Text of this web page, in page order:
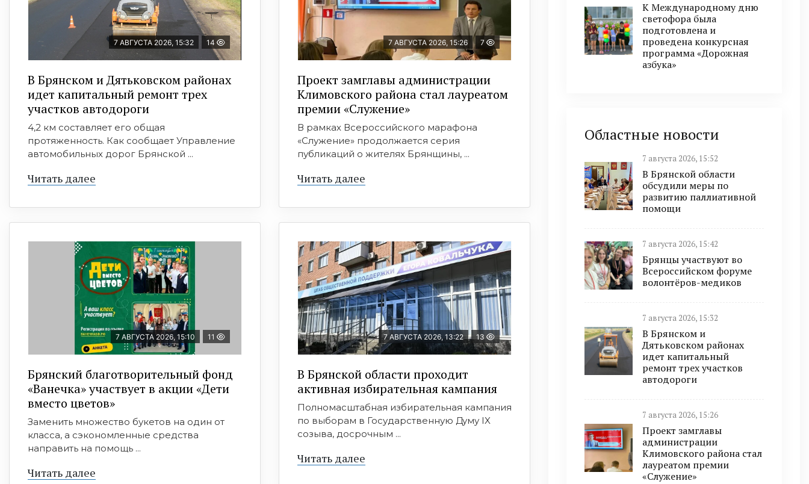
7 АВГУСТА 2026, 15:32 14
В Брянском и Дятьковском районах
идет капитальный ремонт трех
участков автодороги
4,2 км составляет его общая
протяженность. Как сообщает Управление
автомобильных дорог Брянской ...
Читать далее
7 АВГУСТА 2026, 15:26 7
Проект замглавы администрации
Климовского района стал лауреатом
премии «Служение»
В рамках Всероссийского марафона
«Служение» продолжается серия
публикаций о жителях Брянщины, ...
Читать далее
7 АВГУСТА 2026, 15:10 11
Брянский благотворительный фонд
«Ванечка» участвует в акции «Дети
вместо цветов»
Заменить множество букетов на один от
класса, а сэкономленные средства
направить на помощь ...
Читать далее
7 АВГУСТА 2026, 13:22 13
В Брянской области проходит
активная избирательная кампания
Полномасштабная избирательная кампания
по выборам в Государственную Думу IX
созыва, досрочным ...
Читать далее
К Международному дню
светофора была
подготовлена и
проведена конкурсная
программа «Дорожная
азбука»
Областные новости
7 августа 2026, 15:52
В Брянской области
обсудили меры по
развитию паллиативной
помощи
7 августа 2026, 15:42
Брянцы участвуют во
Всероссийском форуме
волонтёров-медиков
7 августа 2026, 15:32
В Брянском и
Дятьковском районах
идет капитальный
ремонт трех участков
автодороги
7 августа 2026, 15:26
Проект замглавы
администрации
Климовского района стал
лауреатом премии
«Служение»